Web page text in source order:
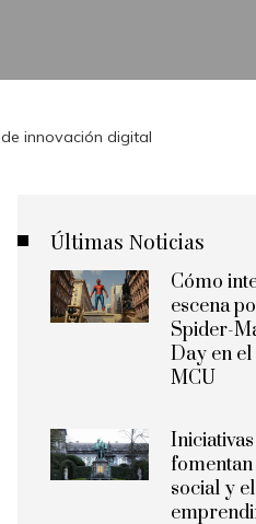
innovación digital
Últimas Noticias
Cómo
escena
Spider-
Day en
MCU
social y el